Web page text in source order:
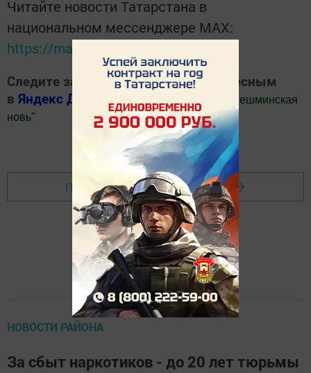
Читайте новости Татарстана в
национальном мессенджере MАХ:
https://max.ru/tatmedia
Следите за самым важным и интересным
в Яндекс Дзен
Шешминская
новь"
Добавить Шешминскую новь в Яндекс.Новости
Перейти на страницу новости
НОВОСТИ РАЙОНА
За сбыт наркотиков - до 20 лет тюрьмы